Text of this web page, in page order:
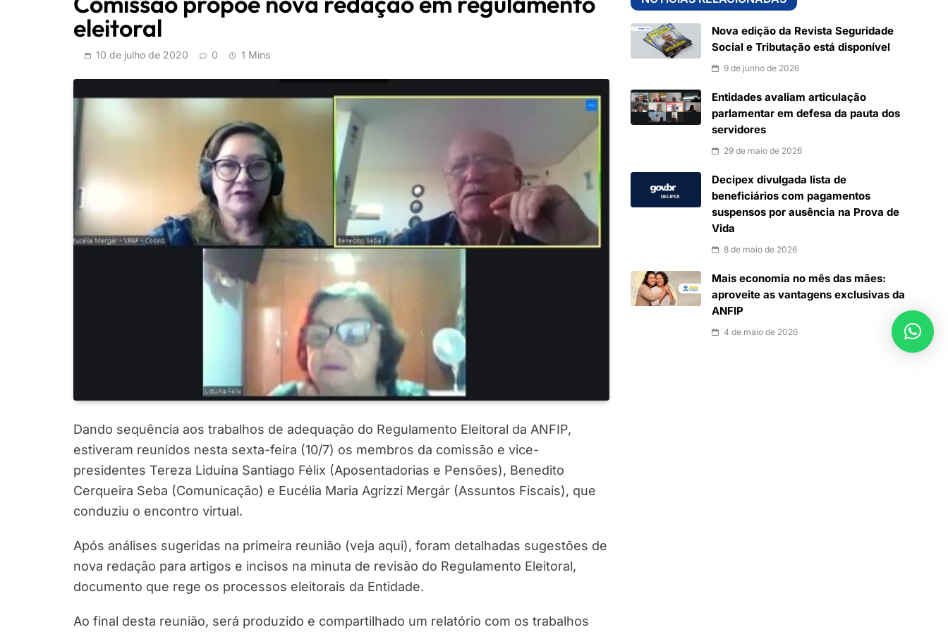
eleitoral
10 de julho de 2020 0 1 Mins
Dando sequência aos trabalhos de adequação do Regulamento Eleitoral da ANFIP,
estiveram reunidos nesta sexta-feira (10/7) os membros da comissão e vice-
presidentes Tereza Liduína Santiago Félix (Aposentadorias e Pensões), Benedito
Cerqueira Seba (Comunicação) e Eucélia Maria Agrizzi Mergár (Assuntos Fiscais), que
conduziu o encontro virtual.
Após análises sugeridas na primeira reunião (veja aqui), foram detalhadas sugestões de
nova redação para artigos e incisos na minuta de revisão do Regulamento Eleitoral,
documento que rege os processos eleitorais da Entidade.
Ao final desta reunião, será produzido e compartilhado um relatório com os trabalhos
Nova edição da Revista Seguridade
Social e Tributação está disponível
9 de junho de 2026
Entidades avaliam articulação
parlamentar em defesa da pauta dos
servidores
29 de maio de 2026
Decipex divulgada lista de
beneficiários com pagamentos
suspensos por ausência na Prova de
Vida
8 de maio de 2026
Mais economia no mês das mães:
aproveite as vantagens exclusivas da
ANFIP
4 de maio de 2026